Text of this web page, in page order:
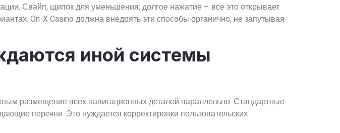
Свайп, щипок для уменьшения, долгое нажатие – все это открывает
On-X Casino должна внедрять эти способы органично, не запутывая
иной системы
размещение всех навигационных деталей параллельно. Стандартные
перечни. Это нуждается корректировки пользовательских